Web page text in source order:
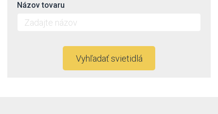
Názov tovaru
Vyhľadať svietidlá